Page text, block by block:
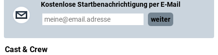
Kostenlose Startbenachrichtigung per E-Mail
weiter
Cast & Crew